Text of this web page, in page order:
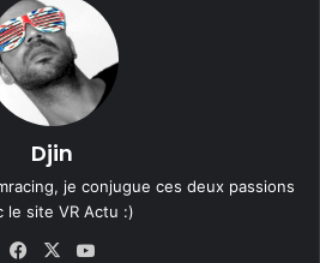
Djin
je conjugue ces deux passions
le site VR Actu :)
Fa
X